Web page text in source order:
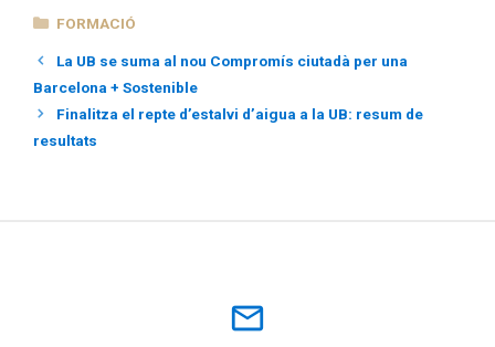
CATEGORIES
FORMACIÓ
La UB se suma al nou Compromís ciutadà per una
Barcelona + Sostenible
Finalitza el repte d’estalvi d’aigua a la UB: resum de
resultats
mail_outline